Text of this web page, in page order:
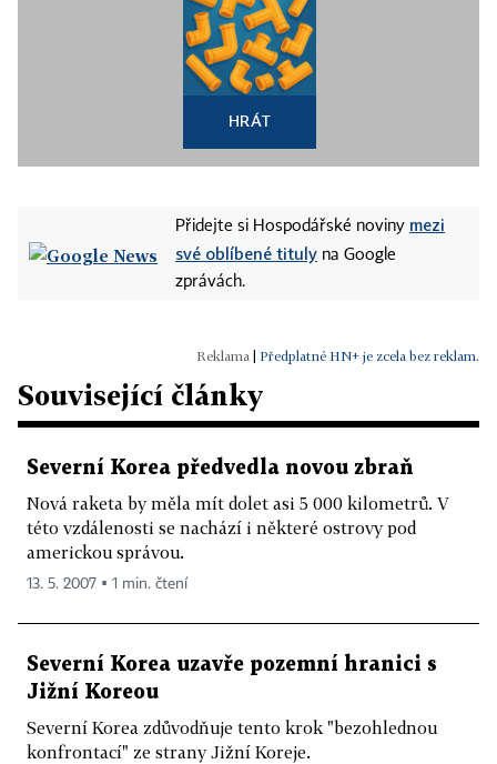
HRÁT
Přidejte si Hospodářské noviny mezi
své oblíbené tituly na Google
zprávách.
Předplatné HN+ je zcela bez reklam.
Související články
Severní Korea předvedla novou zbraň
Nová raketa by měla mít dolet asi 5 000 kilometrů. V
této vzdálenosti se nachází i některé ostrovy pod
americkou správou.
13. 5. 2007 ▪ 1 min. čtení
Severní Korea uzavře pozemní hranici s
Jižní Koreou
Severní Korea zdůvodňuje tento krok "bezohlednou
konfrontací" ze strany Jižní Koreje.